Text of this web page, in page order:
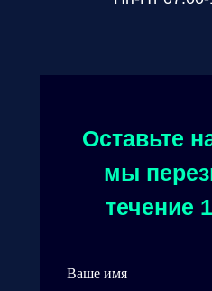
Оставьте
мы
течение
Ваше имя